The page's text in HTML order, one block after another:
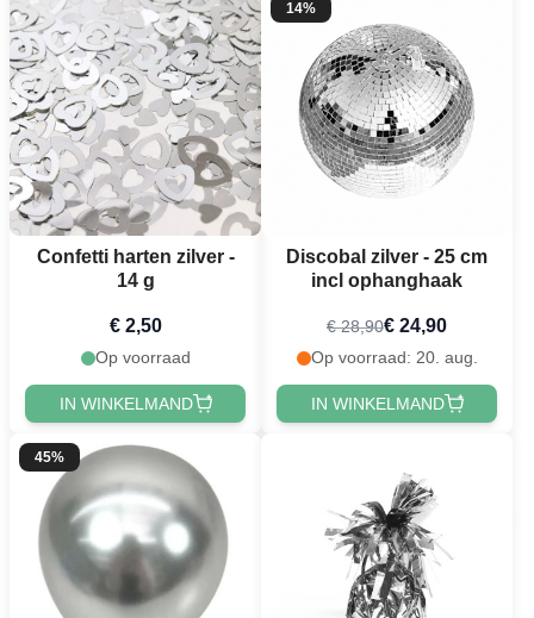
Confetti harten zilver -
14 g
€ 2,50
Op voorraad
IN WINKELMAND
14%
Discobal zilver - 25 cm
incl ophanghaak
€ 28,90€ 24,90
Op voorraad: 20. aug.
IN WINKELMAND
45%